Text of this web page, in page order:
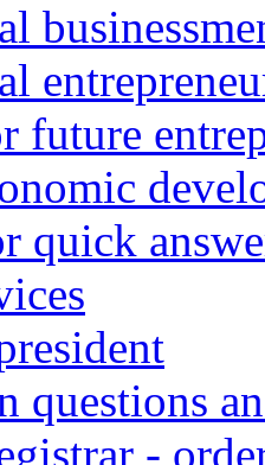
future
quick
questions
-